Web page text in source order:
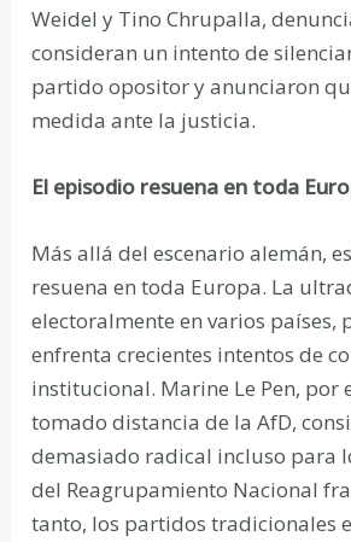
Weidel y Tino Chrupalla,
consideran un intento de
partido opositor y anunciaron
medida ante la justicia.
El episodio resuena en toda
Más allá del escenario alemán,
resuena en toda Europa. La
electoralmente en varios países,
enfrenta crecientes intentos de
institucional. Marine Le Pen, por
tomado distancia de la AfD,
demasiado radical incluso para
del Reagrupamiento Nacional
tanto, los partidos tradicionales